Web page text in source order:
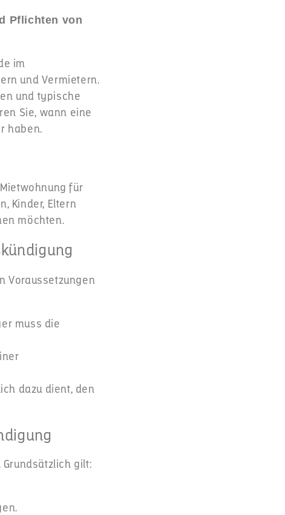
Pflichten von
im
und Vermietern.
und typische
Sie, wann eine
haben.
für
Kinder, Eltern
möchten.
Voraussetzungen
muss die
dazu dient, den
gilt: